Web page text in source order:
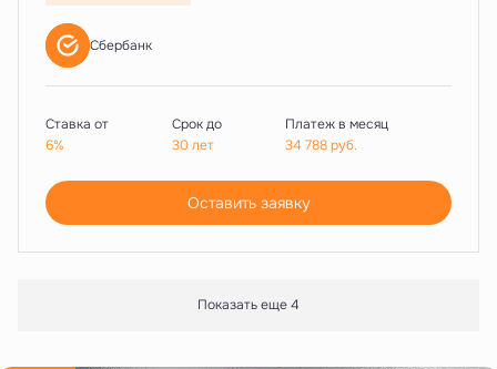
Сбербанк
Ставка от
6%
Срок до
30 лет
Платеж в месяц
34 788руб.
Оставить заявку
Показать еще 4